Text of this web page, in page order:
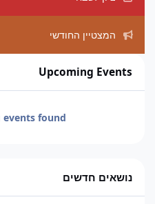
המצטיין החודשי
Upcoming Events
found
נושאים חדשים